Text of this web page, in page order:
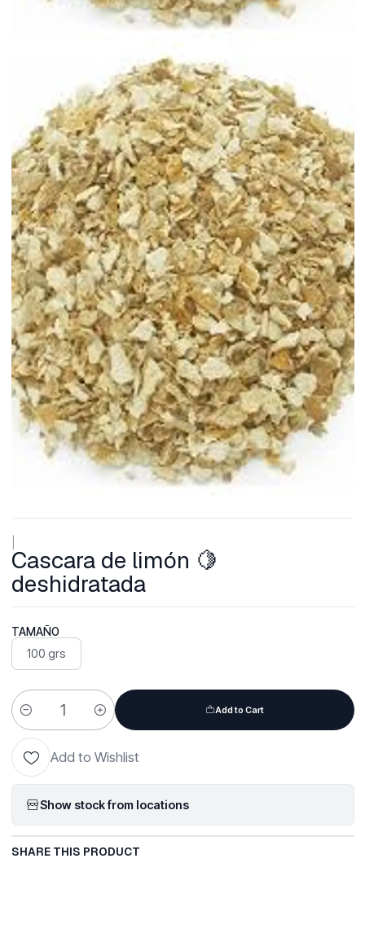
Cascara de limón 🍋
deshidratada
TAMAÑO
100 grs
Quantity
Add to Cart
Add to Wishlist
Show stock from locations
SHARE THIS PRODUCT